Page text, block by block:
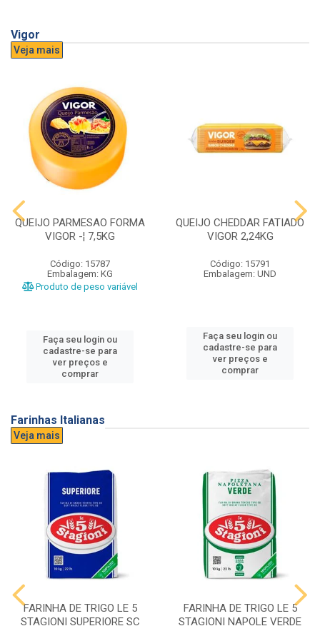
Vigor
Veja mais
QUEIJO PARMESAO FORMA
VIGOR -¦ 7,5KG
Código: 15787
Embalagem: KG
Produto de peso variável
Faça seu login ou
cadastre-se para
ver preços e
comprar
QUEIJO CHEDDAR FATIADO
VIGOR 2,24KG
Código: 15791
Embalagem: UND
Faça seu login ou
cadastre-se para
ver preços e
comprar
Farinhas Italianas
Veja mais
FARINHA DE TRIGO LE 5
STAGIONI SUPERIORE SC
FARINHA DE TRIGO LE 5
STAGIONI NAPOLE VERDE